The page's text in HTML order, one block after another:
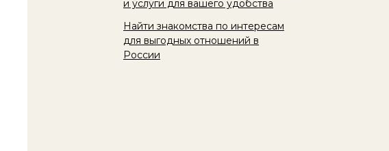
и услуги для вашего удобства
Найти знакомства по интересам
для выгодных отношений в
России